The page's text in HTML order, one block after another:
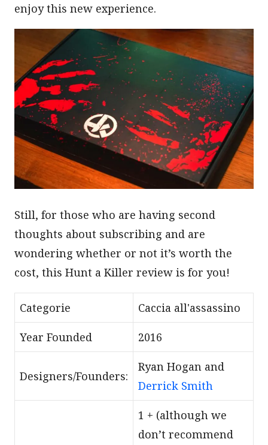
enjoy this new experience.
Still, for those who are having second
thoughts about subscribing and are
wondering whether or not it’s worth the
cost, this Hunt a Killer review is for you!
Categorie Caccia all'assassino
Year Founded 2016
Designers/Founders:
Ryan Hogan and
Derrick Smith
1 + (although we
don’t recommend